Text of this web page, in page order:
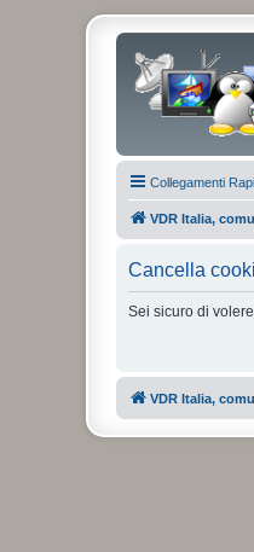
Collegamenti
VDR Italia,
Cancella
Sei sicuro di
VDR Italia,